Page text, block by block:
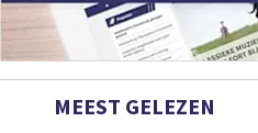
MEEST GELEZEN